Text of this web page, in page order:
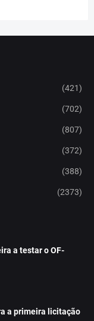
(421)
(702)
(807)
(372)
(388)
(2373)
a testar o OF-
a primeira licitação